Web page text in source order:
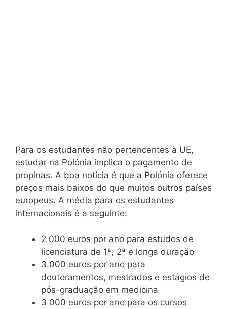
Para os estudantes não pertencentes à UE,
estudar na Polónia implica o pagamento de
propinas. A boa notícia é que a Polónia oferece
preços mais baixos do que muitos outros países
europeus. A média para os estudantes
internacionais é a seguinte:
2 000 euros por ano para estudos de
licenciatura de 1ª, 2ª e longa duração
3.000 euros por ano para
doutoramentos, mestrados e estágios de
pós-graduação em medicina
3 000 euros por ano para os cursos